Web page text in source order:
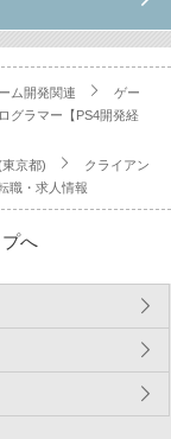
ム開発関連
ゲー
グラマー【PS4開発経
京都)
クライアン
職・求人情報
へ